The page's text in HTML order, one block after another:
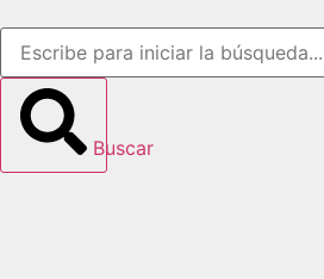
Buscar